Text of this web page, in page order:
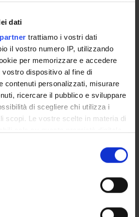
dati
trattiamo i vostri dati
il vostro numero IP, utilizzando
per memorizzare e accedere
dispositivo al fine di
contenuti personalizzati, misurare
ricercare il pubblico e sviluppare
di scegliere chi utilizza i
scopi. Le vostre scelte in materia di
il proprio consenso in qualsiasi
sui cookie o facendo clic
sulla tua posizione
e
6 B
L-
ANT/08
e
6 B
L-
ANT/07
6 B
L-
ANT/09
-
nell'A.A. 2023/2024
SSD